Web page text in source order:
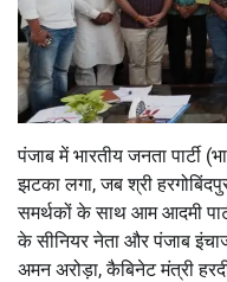
पंजाब में भारतीय जनता पार्टी
झटका लगा, जब श्री
समर्थकों के साथ आम आदमी
के सीनियर नेता और पंजाब
अमन अरोड़ा, कैबिनेट मंत्री